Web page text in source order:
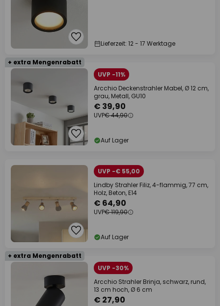
Lieferzeit: 12 - 17 Werktage
+ extra Mengenrabatt
UVP -11%
Arcchio Deckenstrahler Mabel, Ø 12 cm,
grau, Metall, GU10
€ 39,90
UVP€ 44,90
Auf Lager
UVP -€ 55,00
Lindby Strahler Filiz, 4-flammig, 77 cm,
Holz, Beton, E14
€ 64,90
UVP€ 119,90
Auf Lager
+ extra Mengenrabatt
UVP -30%
Arcchio Strahler Brinja, schwarz, rund,
13 cm hoch, Ø 6 cm
€ 27,90